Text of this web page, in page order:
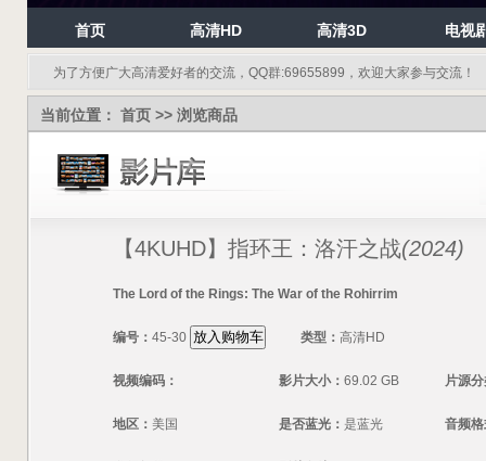
首页 高清HD 高清3D 电视
为了方便广大高清爱好者的交流，QQ群:69655899，欢迎大家参与交流！
当前位置： 首页 >> 浏览商品
【4KUHD】指环王：洛汗之战(2024)
The Lord of the Rings: The War of the Rohirrim
编号： 45-30 类型： 高清HD
视频编码： 影片大小： 69.02 GB 片源
地区： 美国 是否蓝光： 是蓝光 音频